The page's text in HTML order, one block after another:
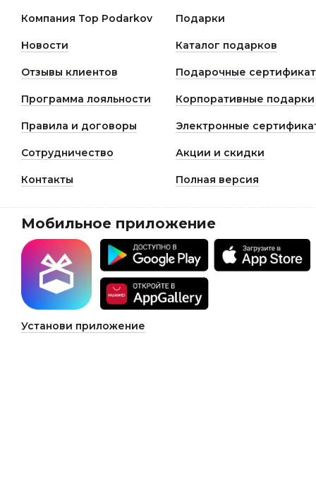
Компания Top Podarkov Подарки
Новости Каталог подарков
Отзывы клиентов Подарочные
Программа лояльности Корпоративные подарки
Правила и договоры Электронные
Сотрудничество Акции и скидки
Контакты Полная версия
Мобильное приложение
Установи приложение